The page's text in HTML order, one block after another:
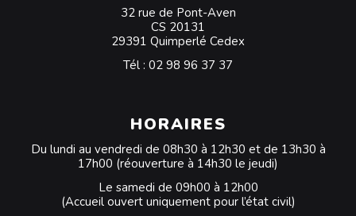
32 rue de Pont-Aven
CS 20131
29391 Quimperlé Cedex
Tél : 02 98 96 37 37
HORAIRES
Du lundi au vendredi de 08h30 à 12h30 et de 13h30 à
17h00 (réouverture à 14h30 le jeudi)
Le samedi de 09h00 à 12h00
(Accueil ouvert uniquement pour l’état civil)